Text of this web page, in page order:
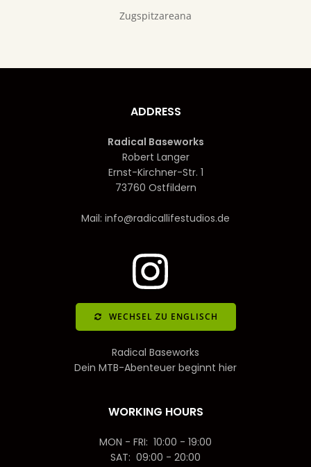
Zugspitzareana
ADDRESS
Radical Baseworks
Robert Langer
Ernst-Kirchner-Str. 1
73760 Ostfildern
Mail: info@radicallifestudios.de
WECHSEL ZU ENGLISCH
Radical Baseworks
Dein MTB-Abenteuer beginnt hier
WORKING HOURS
MON - FRI: 10:00 - 19:00
SAT: 09:00 - 20:00